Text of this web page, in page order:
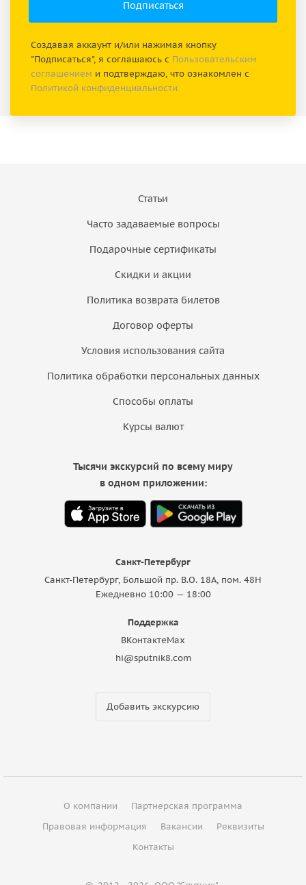
Создавая аккаунт и/или нажимая кнопку
"Подписаться", я соглашаюсь с Пользовательским
соглашением и подтверждаю, что ознакомлен с
Политикой конфиденциальности
Статьи
Часто задаваемые вопросы
Подарочные сертификаты
Скидки и акции
Политика возврата билетов
Договор оферты
Условия использования сайта
Политика обработки персональных данных
Способы оплаты
Курсы валют
Санкт-Петербург
Санкт-Петербург, Большой пр. В.О. 18A, пом. 48Н
Ежедневно 10:00 — 18:00
Поддержка
ВКонтактеMax
hi@sputnik8.com
Добавить экскурсию
Тысячи экскурсий по всему миру
в одном приложении:
О компании
Партнерская программа
Правовая информация
Вакансии
Реквизиты
Контакты